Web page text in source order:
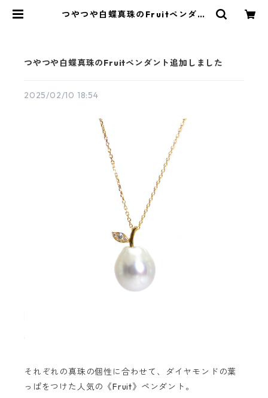
つやつや白蝶真珠のFruitペンダン
つやつや白蝶真珠のFruitペンダント追加しました
2025/02/10 18:54
それぞれの真珠の個性に合わせて、ダイヤモンドの葉
っぱをつけた人気の《Fruit》ペンダント。